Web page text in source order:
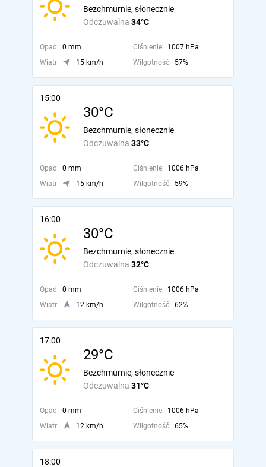
Odczuwalna 34°C
Bezchmurnie, słonecznie
Opad: 0 mm Ciśnienie: 1007 hPa
Wiatr:
15 km/h Wilgotność: 57%
15:00
30°C
Odczuwalna 33°C
Bezchmurnie, słonecznie
Opad: 0 mm Ciśnienie: 1006 hPa
Wiatr:
15 km/h Wilgotność: 59%
16:00
30°C
Odczuwalna 32°C
Bezchmurnie, słonecznie
Opad: 0 mm Ciśnienie: 1006 hPa
Wiatr:
12 km/h Wilgotność: 62%
17:00
29°C
Odczuwalna 31°C
Bezchmurnie, słonecznie
Opad: 0 mm Ciśnienie: 1006 hPa
Wiatr:
12 km/h Wilgotność: 65%
18:00